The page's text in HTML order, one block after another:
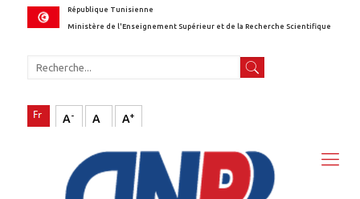
République Tunisienne
Ministère de l'Enseignement Supérieur et de la Recherche Scientifique
A- A A+